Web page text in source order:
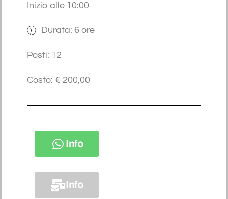
Inizio alle 10:00
Durata: 6 ore
Posti: 12
Costo: € 200,00
Info
Info